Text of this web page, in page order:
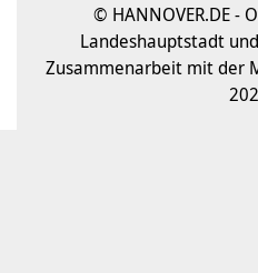
© HANNOVER.DE -
Landeshauptstadt
Zusammenarbeit mit der